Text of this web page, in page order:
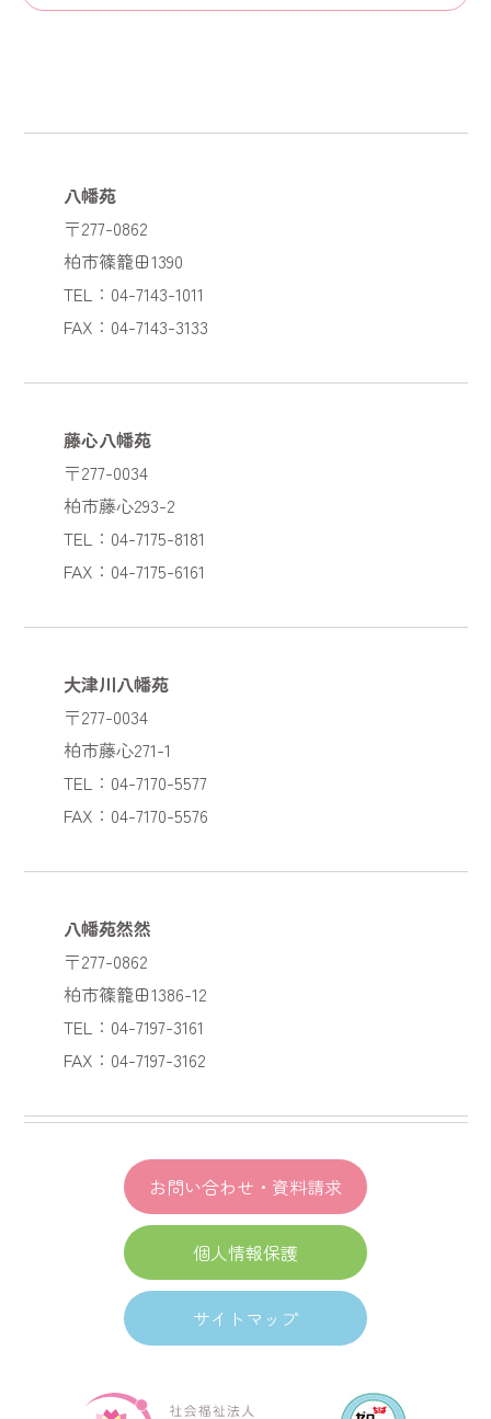
八幡苑
〒277-0862
柏市篠籠田1390
TEL：04-7143-1011
FAX：04-7143-3133
藤心八幡苑
〒277-0034
柏市藤心293-2
TEL：04-7175-8181
FAX：04-7175-6161
大津川八幡苑
〒277-0034
柏市藤心271-1
TEL：04-7170-5577
FAX：04-7170-5576
八幡苑然然
〒277-0862
柏市篠籠田1386-12
TEL：04-7197-3161
FAX：04-7197-3162
お問い合わせ・資料請求
個人情報保護
サイトマップ